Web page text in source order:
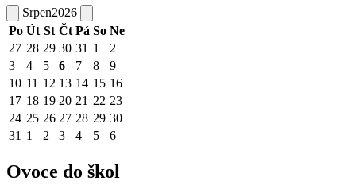
Srpen2026
Po Út St Čt Pá So Ne
27 28 29 30 31 1
2
3
4 5 6 7 8
9
10 11 12 13 14 15 16
17 18 19 20 21 22 23
24 25 26 27 28 29 30
31 1 2 3 4 5 6
Ovoce do škol